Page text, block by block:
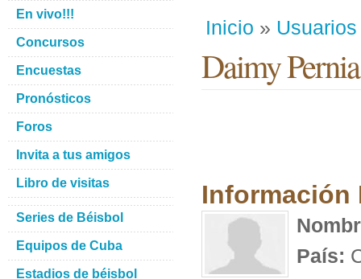
Inicio » Usuarios
Daimy
Información
País:
En vivo!!!
Concursos
Encuestas
Pronósticos
Foros
Invita a tus amigos
Libro de visitas
Series de Béisbol
Equipos de Cuba
Estadios de béisbol